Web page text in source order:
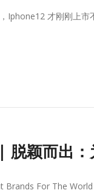
Iphone12 才刚刚上
脱颖而出
Brands For The